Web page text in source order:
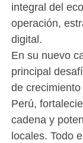
integral del
operación,
digital.
En su nuevo
principal
de
Perú,
cadena y
locales. Todo